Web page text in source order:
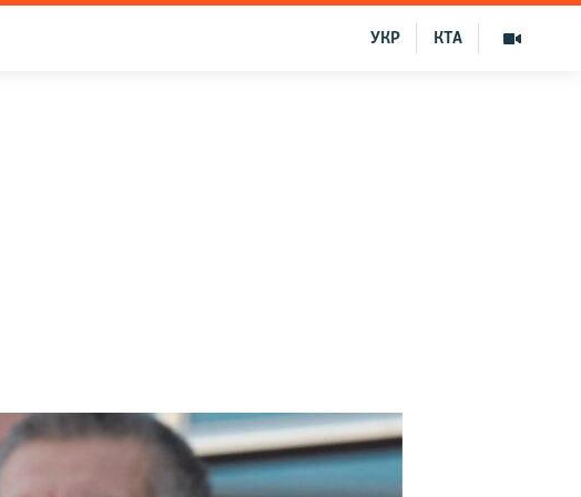
КТА
УКР